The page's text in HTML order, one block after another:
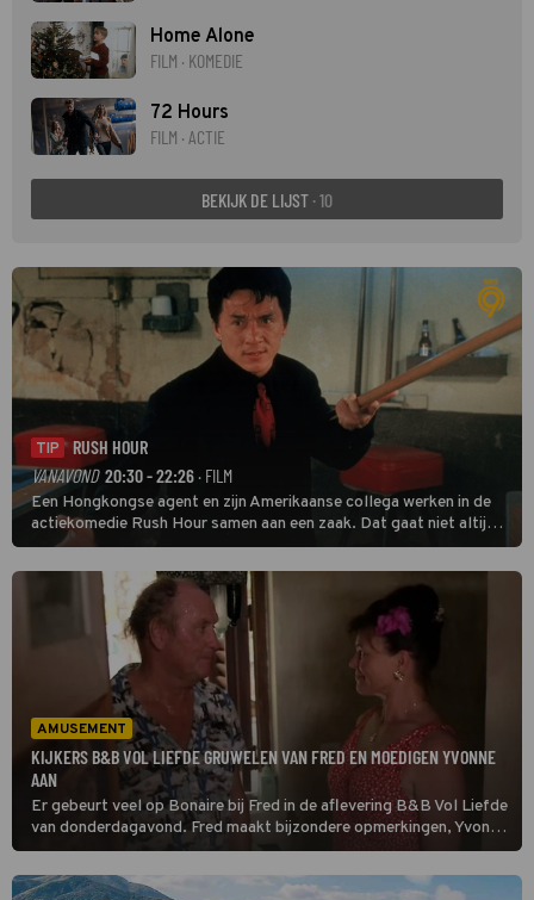
Home Alone
FILM · KOMEDIE
72 Hours
FILM · ACTIE
BEKIJK DE LIJST · 10
TIP
RUSH HOUR
VANAVOND 20:30 - 22:26 · FILM
Een Hongkongse agent en zijn Amerikaanse collega werken in de
actiekomedie Rush Hour samen aan een zaak. Dat gaat niet altijd
van een leien dakje.
AMUSEMENT
KIJKERS B&B VOL LIEFDE GRUWELEN VAN FRED EN MOEDIGEN YVONNE
AAN
Er gebeurt veel op Bonaire bij Fred in de aflevering B&B Vol Liefde
van donderdagavond. Fred maakt bijzondere opmerkingen, Yvonne
bijt van zich af en Doete maakt haar intrede.